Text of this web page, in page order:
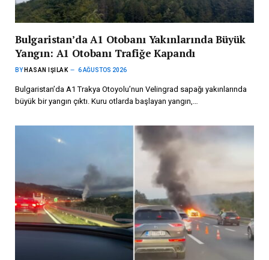
Bulgaristan’da A1 Otobanı Yakınlarında Büyük
Yangın: A1 Otobanı Trafiğe Kapandı
BY HASAN IŞILAK 6 AĞUSTOS 2026
Bulgaristan’da A1 Trakya Otoyolu’nun Velingrad sapağı yakınlarında
büyük bir yangın çıktı. Kuru otlarda başlayan yangın,…